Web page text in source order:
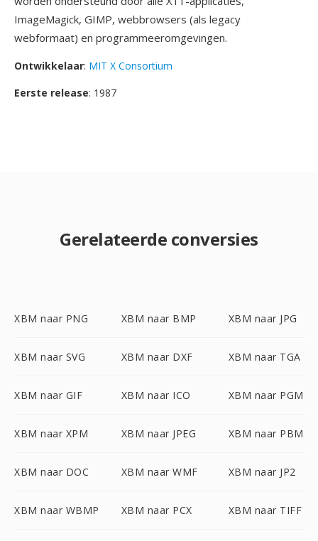
ImageMagick, GIMP, webbrowsers (als legacy
webformaat) en programmeeromgevingen.
Ontwikkelaar: MIT X Consortium
Eerste release: 1987
Gerelateerde conversies
XBM naar PNG XBM naar BMP XBM naar JPG
XBM naar SVG XBM naar DXF XBM naar TGA
XBM naar GIF XBM naar ICO XBM naar PGM
XBM naar XPM XBM naar JPEG XBM naar PBM
XBM naar DOC XBM naar WMF XBM naar JP2
XBM naar WBMP XBM naar PCX XBM naar TIFF